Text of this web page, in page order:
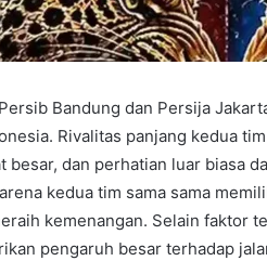
Bandung dan Persija
Rivalitas panjang kedua
besar, dan perhatian luar biasa
kedua tim sama sama
kemenangan. Selain faktor
pengaruh besar terhadap